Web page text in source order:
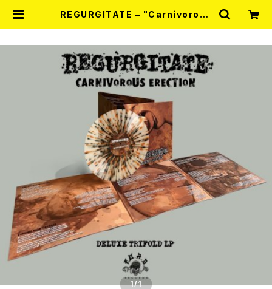
REGURGITATE – "Carnivorous
ER VINYL) 2026年7月下旬～8月
頃入荷予定 | RECORD SHOP MIS
ERY
1/1